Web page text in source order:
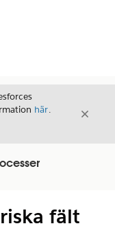
här.
Stäng
fält